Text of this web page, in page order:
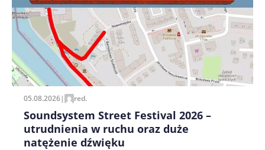
Zapamiętaj moje dane w tej przeglądarce podczas
pisania kolejnych komentarzy.
05.08.2026| red.
Soundsystem Street Festival 2026 –
utrudnienia w ruchu oraz duże
natężenie dźwięku